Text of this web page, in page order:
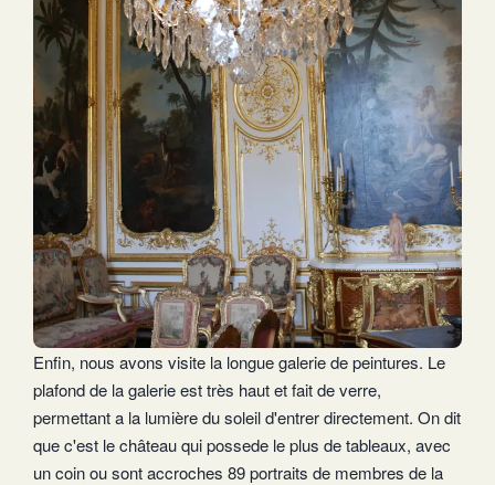
Enfin, nous avons visite la longue galerie de peintures. Le
plafond de la galerie est très haut et fait de verre,
permettant a la lumière du soleil d'entrer directement. On dit
que c'est le château qui possede le plus de tableaux, avec
un coin ou sont accroches 89 portraits de membres de la